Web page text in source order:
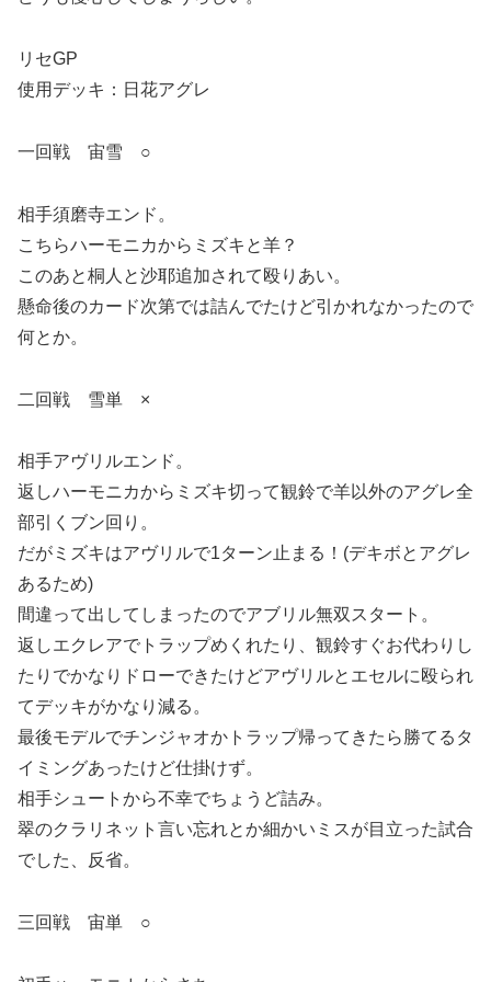
リセGP
使用デッキ：日花アグレ
一回戦 宙雪 ○
相手須磨寺エンド。
こちらハーモニカからミズキと羊？
このあと桐人と沙耶追加されて殴りあい。
懸命後のカード次第では詰んでたけど引かれなかったので
何とか。
二回戦 雪単 ×
相手アヴリルエンド。
返しハーモニカからミズキ切って観鈴で羊以外のアグレ全
部引くブン回り。
だがミズキはアヴリルで1ターン止まる！(デキボとアグレ
あるため)
間違って出してしまったのでアブリル無双スタート。
返しエクレアでトラップめくれたり、観鈴すぐお代わりし
たりでかなりドローできたけどアヴリルとエセルに殴られ
てデッキがかなり減る。
最後モデルでチンジャオかトラップ帰ってきたら勝てるタ
イミングあったけど仕掛けず。
相手シュートから不幸でちょうど詰み。
翠のクラリネット言い忘れとか細かいミスが目立った試合
でした、反省。
三回戦 宙単 ○